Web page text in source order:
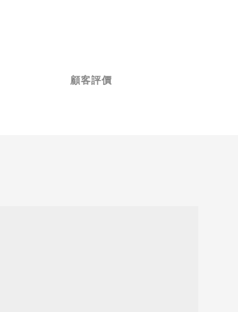
顧客評價